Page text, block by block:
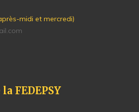
midi et mercredi)
FEDEPSY